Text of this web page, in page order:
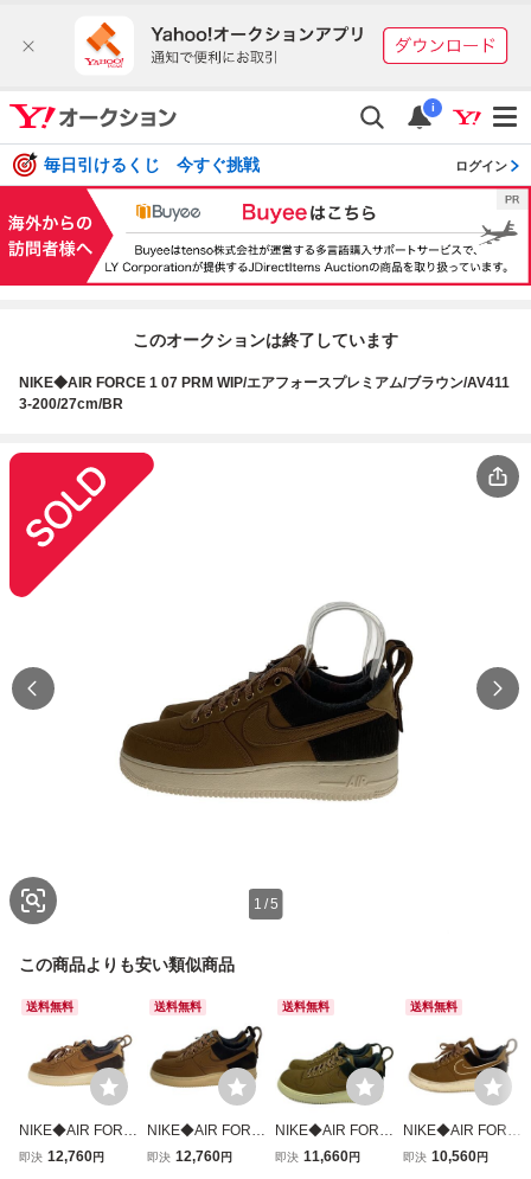
i
毎日引けるくじ 今すぐ挑戦 ログイン
このオークションは終了しています
NIKE◆AIR FORCE 1 07 PRM WIP/エアフォースプレミアム/ブラウン/AV411
3-200/27cm/BR
1 /5
この商品よりも安い類似商品
送料無料
NIKE◆AIR FORC
E 1 07 PRM WIP/
即決 12,760円
送料無料
NIKE◆AIR FORC
E 1 07 PRM WIP/
即決 12,760円
送料無料
NIKE◆AIR FORC
E 1 07 PRM WIP/
即決 11,660円
送料無料
NIKE◆AIR FORC
E 1 07 PRM WIP/
即決 10,560円